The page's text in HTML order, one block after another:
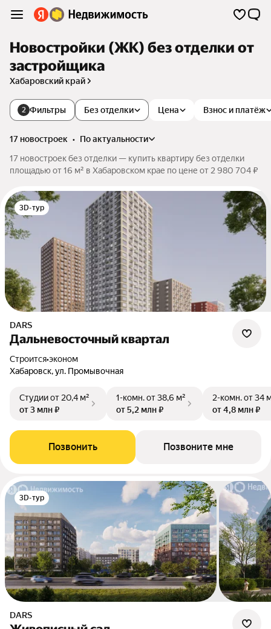
Новостройки (ЖК) без отделки от
застройщика
Хабаровский край
2 Фильтры Цена Взнос и платёж
Без отделки
17 новостроек •
по актуальности
17 новостроек без отделки — купить квартиру без отделки
площадью от 16 м² в Хабаровском крае по цене от 2 980 704 ₽
3D-тур
DARS
Дальневосточный квартал
Строится•эконом
Хабаровск, ул. Промывочная
Студииот 20,4 м²
от 3 млн ₽
1-комн.от 38,6 м²
от 5,2 млн ₽
2-комн.от 34
от 4,8 млн ₽
Позвонить Позвоните мне
3D-тур
DARS